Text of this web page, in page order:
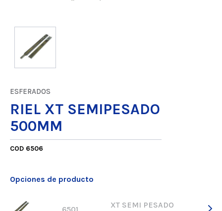
ESFERADOS
RIEL XT SEMIPESADO
500MM
COD 6506
Opciones de producto
XT SEMI PESADO